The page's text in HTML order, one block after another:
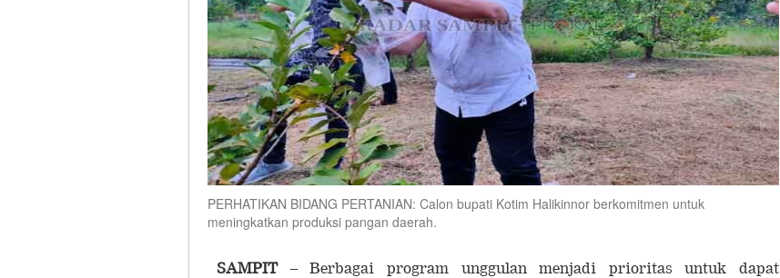
PERHATIKAN BIDANG PERTANIAN: Calon bupati Kotim Halikinnor berkomitmen untuk
meningkatkan produksi pangan daerah.
SAMPIT– Berbagai program unggulan menjadi prioritas untuk dapat